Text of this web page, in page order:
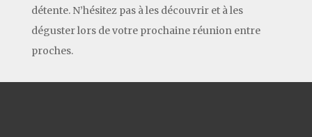
détente. N’hésitez pas à les découvrir et à les
déguster lors de votre prochaine réunion entre
proches.